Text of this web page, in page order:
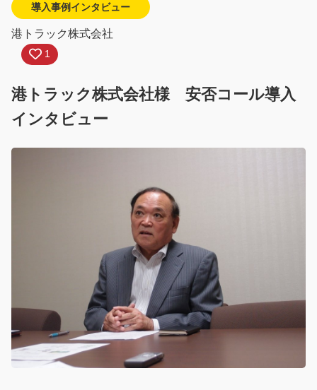
はじめての方へ
無料版アプリについて
堅牢な情報セキュリティ
安否コール6.5
日常活用例 人気製品比較
無料トライアル
個人情報の取り扱いについて メンテナンス情報
導入事例インタビュー
港トラック株式会社
1
港トラック株式会社様 安否コール導入
インタビュー